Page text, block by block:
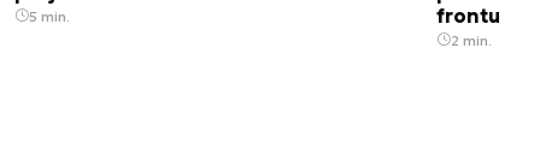
5 min.
frontu
2 min.